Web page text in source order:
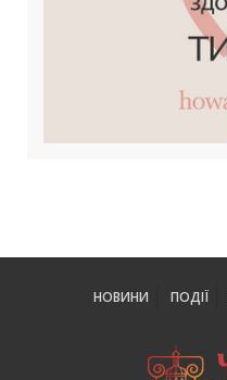
НОВИНИ ПОДІЇ